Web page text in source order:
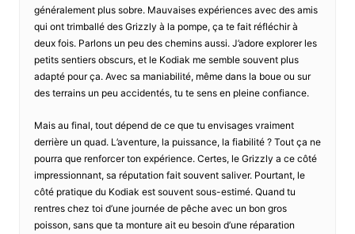
généralement plus sobre. Mauvaises expériences avec des amis
qui ont trimballé des Grizzly à la pompe, ça te fait réfléchir à
deux fois. Parlons un peu des chemins aussi. J’adore explorer les
petits sentiers obscurs, et le Kodiak me semble souvent plus
adapté pour ça. Avec sa maniabilité, même dans la boue ou sur
des terrains un peu accidentés, tu te sens en pleine confiance.
Mais au final, tout dépend de ce que tu envisages vraiment
derrière un quad. L’aventure, la puissance, la fiabilité ? Tout ça ne
pourra que renforcer ton expérience. Certes, le Grizzly a ce côté
impressionnant, sa réputation fait souvent saliver. Pourtant, le
côté pratique du Kodiak est souvent sous-estimé. Quand tu
rentres chez toi d’une journée de pêche avec un bon gros
poisson, sans que ta monture ait eu besoin d’une réparation